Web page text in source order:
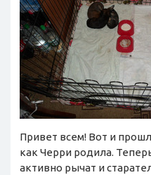
Привет всем! Вот и
как Черри родила.
активно рычат и